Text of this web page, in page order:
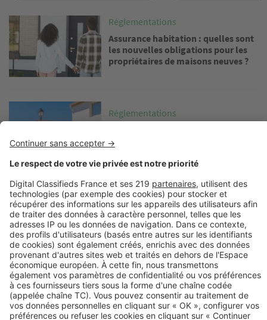
Réglementations
Assurance habitation : quelles sont
les nouvelles obligations pour les
propriétaires de maisons neuves ?
Réglementations
construction en limite de propriété ?
Image
Réglementations
« Si mon habitation est située en
zone agricole, je peux installer une
piscine ? »
Image
Réglementations
Le délai d’exécution des travaux
doit-il être indiqué sur le devis ?